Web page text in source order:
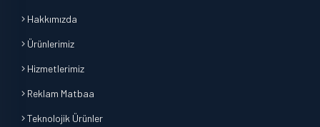
Hakkımızda
Ürünlerimiz
Hizmetlerimiz
Reklam Matbaa
Teknolojik Ürünler